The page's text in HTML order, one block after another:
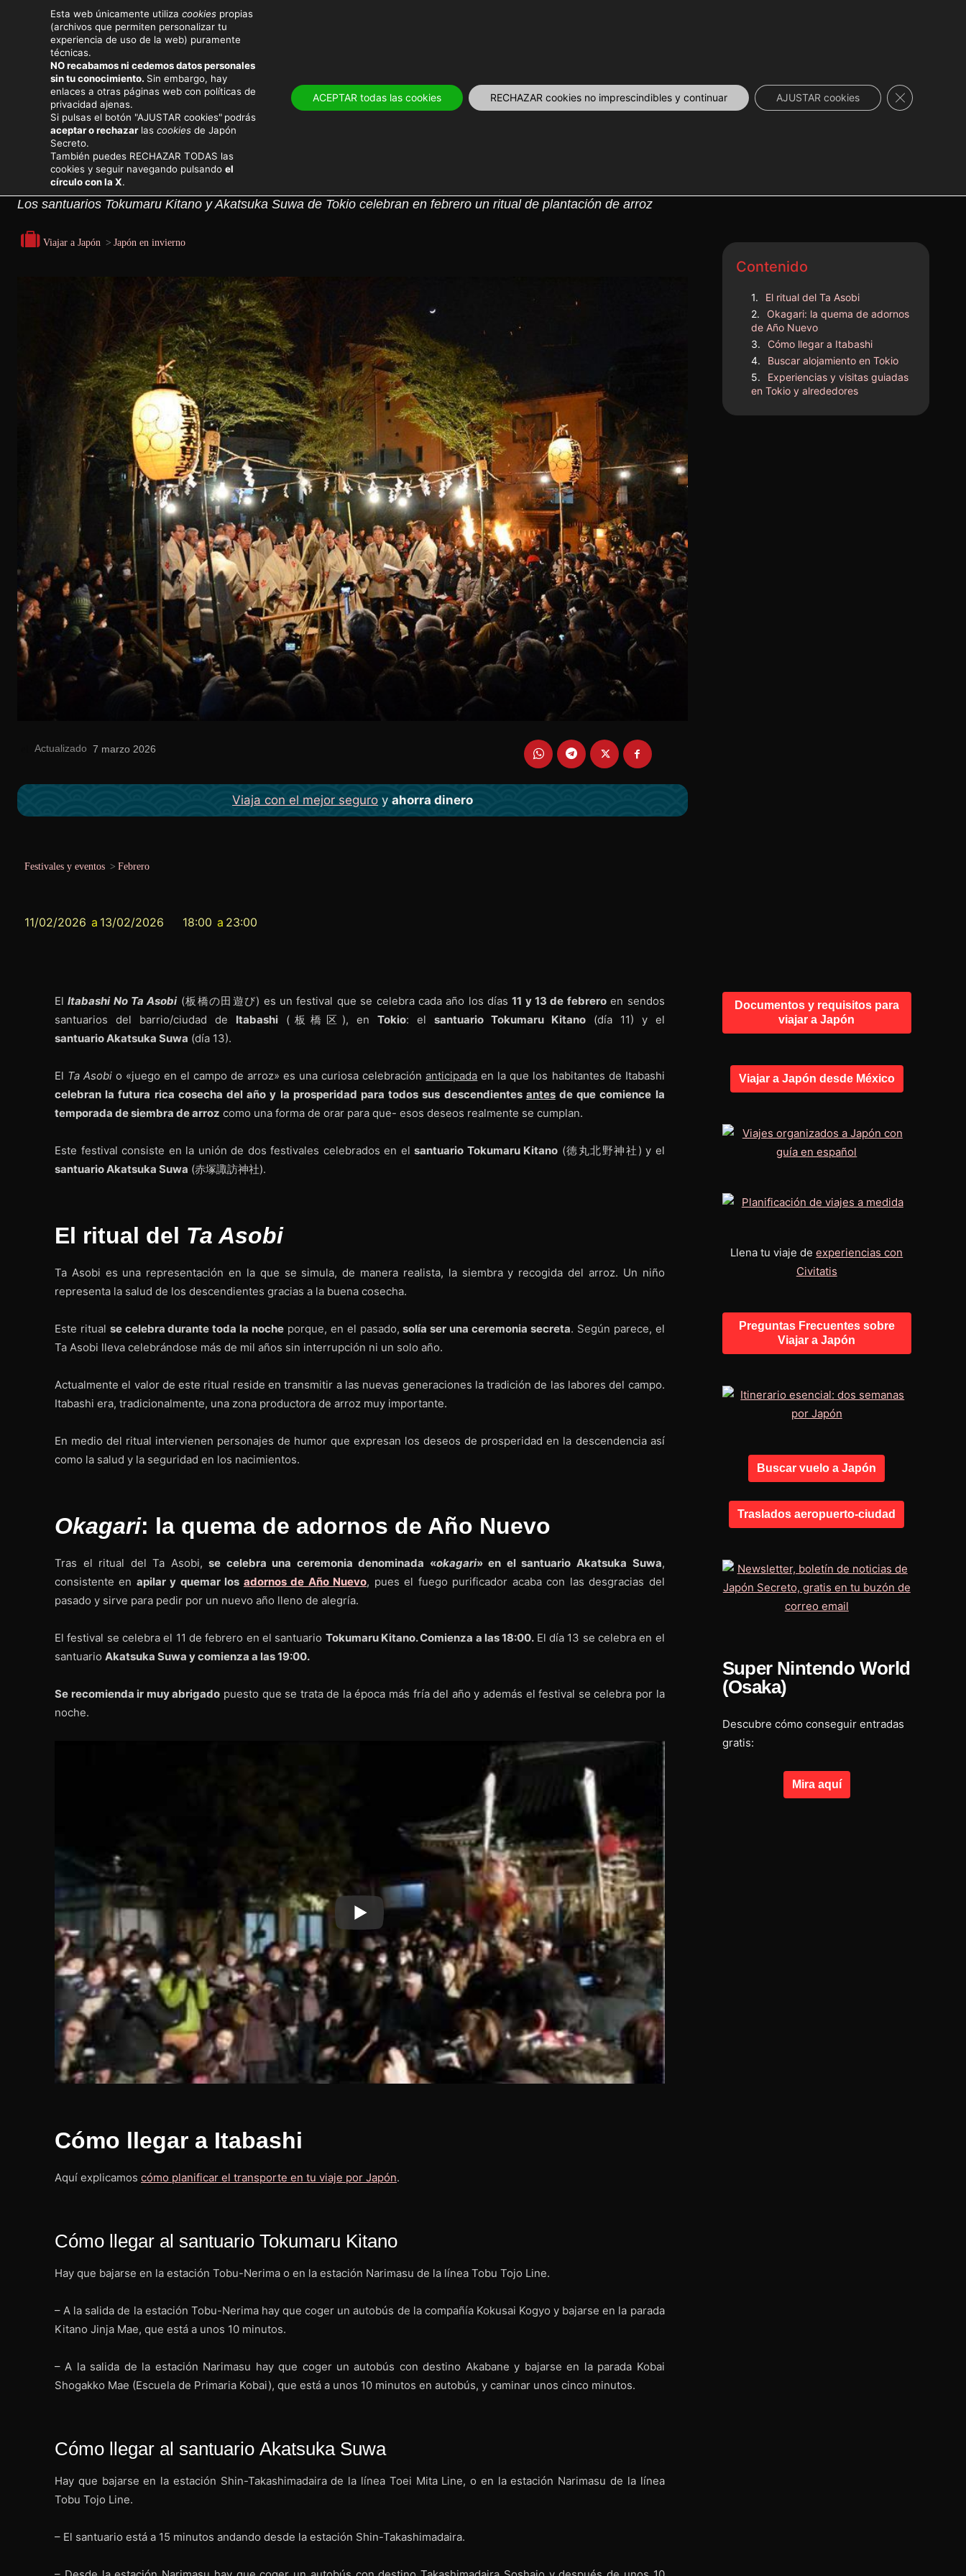
LUGARES
Eventos y festivales en Japón
El festival Itabashi No Ta Asobi de Tokio
Los santuarios Tokumaru Kitano y Akatsuka Suwa de Tokio celebran en febrero un ritual de plantación de arroz
Viajar a Japón > Japón en invierno
Actualizado 7 marzo 2026
Viaja con el mejor seguro yahorra dinero
Festivales y eventos > Febrero
11/02/2026 a 13/02/2026 18:00 a 23:00
Contenido
El ritual del Ta Asobi
Okagari: la quema de adornos
de Año Nuevo
Cómo llegar a Itabashi
Buscar alojamiento en Tokio
Experiencias y visitas guiadas
en Tokio y alrededores
ElItabashi No Ta Asobi(板橋の田遊び) es un festival que se celebra cada año los días11 y 13 de febreroen sendos
santuarios del barrio/ciudad de Itabashi(板橋区), en Tokio: el santuario Tokumaru Kitano(día 11) y el
santuario Akatsuka Suwa (día 13).
El Ta Asobi o «juego en el campo de arroz» es una curiosa celebraciónanticipada en la que los habitantes de Itabashi
celebran la futura rica cosecha del año y la prosperidad para todos sus descendientes antesde que comience la
temporada de siembra de arroz como una forma de orar para que- esos deseos realmente se cumplan.
Este festival consiste en la unión de dos festivales celebrados en elsantuario Tokumaru Kitano (徳丸北野神社) y el
santuario Akatsuka Suwa (赤塚諏訪神社).
El ritual del Ta Asobi
Ta Asobi es una representación en la que se simula, de manera realista, la siembra y recogida del arroz. Un niño
representa la salud de los descendientes gracias a la buena cosecha.
Este ritual se celebra durante toda la noche porque, en el pasado,solía ser una ceremonia secreta. Según parece, el
Ta Asobi lleva celebrándose más de mil años sin interrupción ni un solo año.
Actualmente el valor de este ritual reside en transmitir a las nuevas generaciones la tradición de las labores del campo.
Itabashi era, tradicionalmente, una zona productora de arroz muy importante.
En medio del ritual intervienen personajes de humor que expresan los deseos de prosperidad en la descendencia así
como la salud y la seguridad en los nacimientos.
Okagari: la quema de adornos de Año Nuevo
Tras el ritual del Ta Asobi,se celebra una ceremonia denominada «okagari» en el santuario Akatsuka Suwa,
consistente en apilar y quemar los adornos de Año Nuevo, pues el fuego purificador acaba con las desgracias del
pasado y sirve para pedir por un nuevo año lleno de alegría.
El festival se celebra el 11 de febrero en el santuario Tokumaru Kitano. Comienza a las 18:00. El día 13 se celebra en el
santuario Akatsuka Suwa y comienza a las 19:00.
Se recomienda ir muy abrigado puesto que se trata de la época más fría del año y además el festival se celebra por la
noche.
Cómo llegar a Itabashi
Aquí explicamos cómo planificar el transporte en tu viaje por Japón.
Cómo llegar al santuario Tokumaru Kitano
Hay que bajarse en la estación Tobu-Nerima o en la estación Narimasu de la línea Tobu Tojo Line.
– A la salida de la estación Tobu-Nerima hay que coger un autobús de la compañía Kokusai Kogyo y bajarse en la parada
Kitano Jinja Mae, que está a unos 10 minutos.
– A la salida de la estación Narimasu hay que coger un autobús con destino Akabane y bajarse en la parada Kobai
Shogakko Mae (Escuela de Primaria Kobai), que está a unos 10 minutos en autobús, y caminar unos cinco minutos.
Cómo llegar al santuario Akatsuka Suwa
Hay que bajarse en la estación Shin-Takashimadaira de la línea Toei Mita Line, o en la estación Narimasu de la línea
Tobu Tojo Line.
– El santuario está a 15 minutos andando desde la estación Shin-Takashimadaira.
Documentos y requisitos para
viajar a Japón
Viajar a Japón desde México
Llena tu viaje deexperiencias con
Civitatis
Preguntas Frecuentes sobre
Viajar a Japón
Buscar vuelo a Japón
Traslados aeropuerto-ciudad
Super Nintendo World
(Osaka)
Descubre cómo conseguir entradas
gratis:
Mira aquí
Esta web únicamente utiliza cookies propias
(archivos que permiten personalizar tu
experiencia de uso de la web) puramente
técnicas.
NO recabamos ni cedemos datos personales
sin tu conocimiento. Sin embargo, hay
enlaces a otras páginas web con políticas de
privacidad ajenas.
Si pulsas el botón "AJUSTAR cookies" podrás
aceptar o rechazarlas cookies de Japón
Secreto.
También puedes RECHAZAR TODAS las
cookies y seguir navegando pulsando el
círculo con la X.
ACEPTAR todas las cookies RECHAZAR cookies no imprescindibles y continuar AJUSTAR cookies Cerrar el